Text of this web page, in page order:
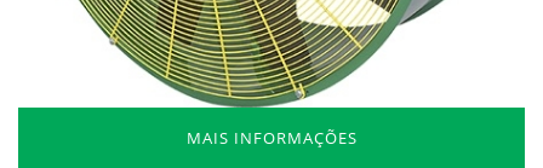
MAIS INFORMAÇÕES